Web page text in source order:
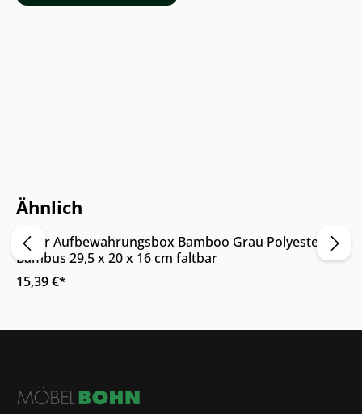
Ähnlich
Online & im Möbelhaus verfügbar
Zeller Aufbewahrungsbox Bamboo Grau Polyester
Bambus 29,5 x 20 x 16 cm faltbar
15,39 €*